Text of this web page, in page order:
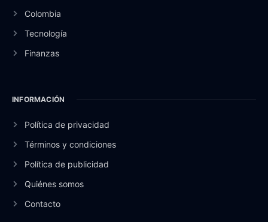
Colombia
Tecnología
Finanzas
INFORMACIÓN
Política de privacidad
Términos y condiciones
Política de publicidad
Quiénes somos
Contacto